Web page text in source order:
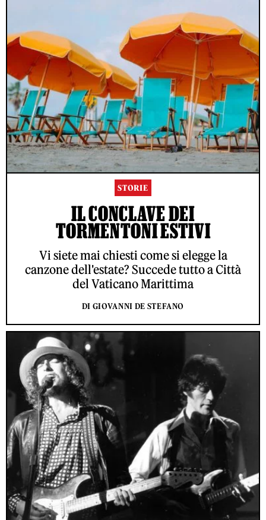
STORIE
IL CONCLAVE DEI
TORMENTONI ESTIVI
Vi siete mai chiesti come si elegge la
canzone dell'estate? Succede tutto a Città
del Vaticano Marittima
DI GIOVANNI DE STEFANO